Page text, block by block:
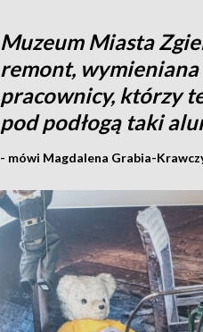
Muzeum Miasta
remont, wymieniana
pracownicy, którzy
pod podłogą taki
- mówi Magdalena Grabia-